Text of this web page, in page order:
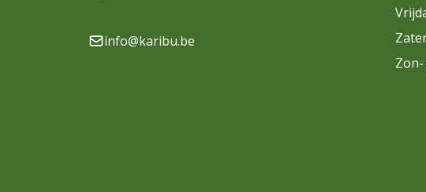
info@karibu.be